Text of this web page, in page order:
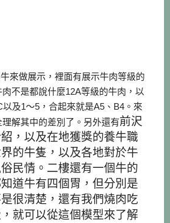
來做展示，裡面有展示牛肉等級的
不是都說什麼12A等級的牛肉，以
及1～5，合起來就是A5、B4。來
解其中的差別了。另外還有前沢
，以及在地獲獎的養牛職
的牛隻，以及各地對於牛
民情。二樓還有一個牛的
道牛有四個胃，但分別是
很清楚，還有我們燒肉吃
就可以從這個模型來了解